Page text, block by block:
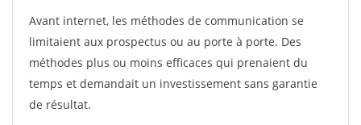
Avant internet, les méthodes de communication se
limitaient aux prospectus ou au porte à porte. Des
méthodes plus ou moins efficaces qui prenaient du
temps et demandait un investissement sans garantie
de résultat.